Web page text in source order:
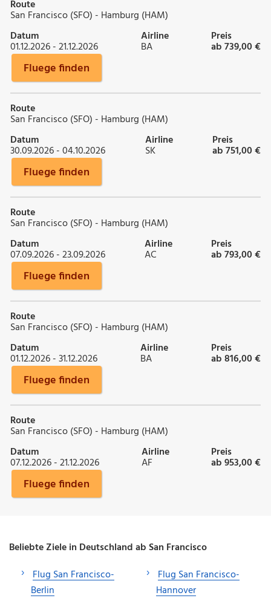
Route
San Francisco (SFO) - Hamburg (HAM)
Datum
01.12.2026 - 21.12.2026
Airline
BA
Preis
ab 739,00 €
Fluege finden
Route
San Francisco (SFO) - Hamburg (HAM)
Datum
30.09.2026 - 04.10.2026
Airline
SK
Preis
ab 751,00 €
Fluege finden
Route
San Francisco (SFO) - Hamburg (HAM)
Datum
07.09.2026 - 23.09.2026
Airline
AC
Preis
ab 793,00 €
Fluege finden
Route
San Francisco (SFO) - Hamburg (HAM)
Datum
01.12.2026 - 31.12.2026
Airline
BA
Preis
ab 816,00 €
Fluege finden
Route
San Francisco (SFO) - Hamburg (HAM)
Datum
07.12.2026 - 21.12.2026
Airline
AF
Preis
ab 953,00 €
Fluege finden
Beliebte Ziele in Deutschland ab San Francisco
Flug San Francisco-
Berlin
Flug San Francisco-
Hannover